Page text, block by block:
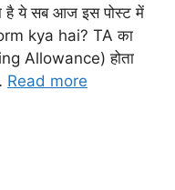
है ये सब आज इस पोस्ट में
kya hai? TA का
Allowance) होता
Read more